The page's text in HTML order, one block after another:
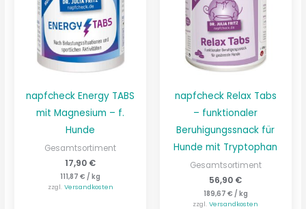
napfcheck Energy TABS
mit Magnesium – f.
Hunde
Gesamtsortiment
17,90 €
111,87€ /kg
zzgl. Versandkosten
napfcheck Relax Tabs
– funktionaler
Beruhigungssnack für
Hunde mit Tryptophan
Gesamtsortiment
56,90 €
189,67 € / kg
zzgl.Versandkosten